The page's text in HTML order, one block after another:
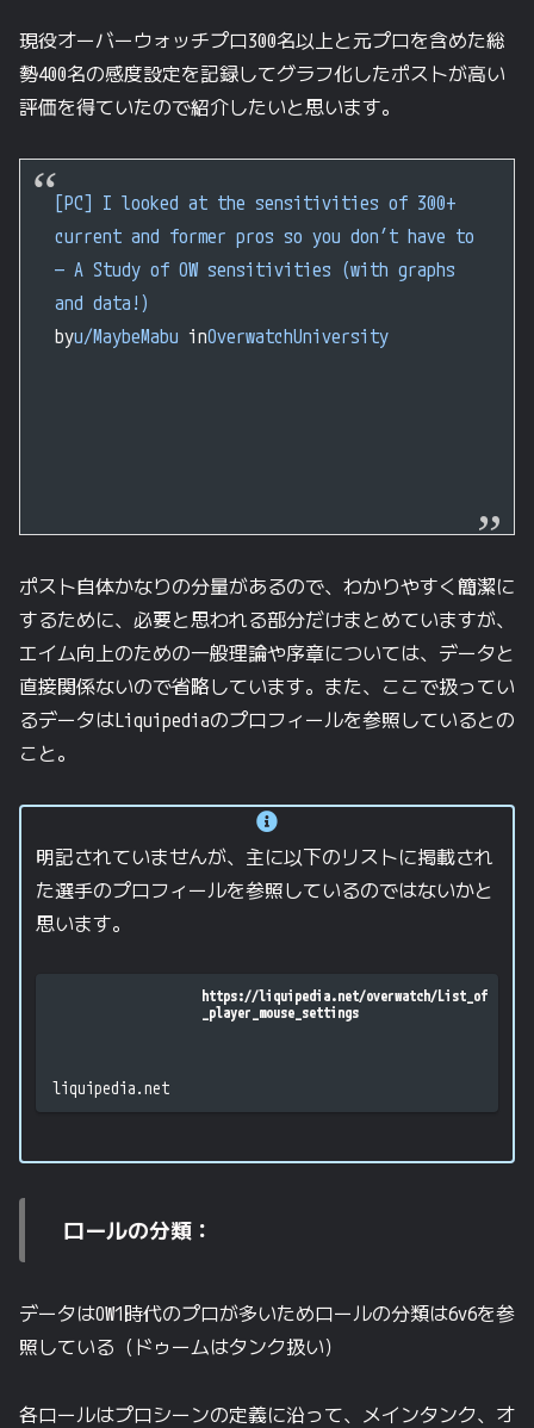
現役オーバーウォッチプロ300名以上と元プロを含めた総
勢400名の感度設定を記録してグラフ化したポストが高い
評価を得ていたので紹介したいと思います。
[PC] I looked at the sensitivities of 300+
current and former pros so you don’t have to
— A Study of OW sensitivities (with graphs
and data!)
byu/MaybeMabu inOverwatchUniversity
ポスト自体かなりの分量があるので、わかりやすく簡潔に
するために、必要と思われる部分だけまとめていますが、
エイム向上のための一般理論や序章については、データと
直接関係ないので省略しています。また、ここで扱ってい
るデータはLiquipediaのプロフィールを参照しているとの
こと。
明記されていませんが、主に以下のリストに掲載され
た選手のプロフィールを参照しているのではないかと
思います。
https://liquipedia.net/overwatch/List_of
_player_mouse_settings
liquipedia.net
ロールの分類：
データはOW1時代のプロが多いためロールの分類は6v6を参
照している（ドゥームはタンク扱い）
各ロールはプロシーンの定義に沿って、メインタンク、オ